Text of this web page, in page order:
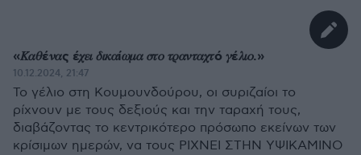
«𝛫𝛼𝜃έ𝜈𝛼ς έ𝜒𝜀𝜄 𝛿𝜄𝜅𝛼ί𝜔𝜇𝛼 𝜎𝜏𝜊 𝜏𝜌𝛼𝜈𝜏𝛼𝜒𝜏ό 𝛾έ𝜆𝜄𝜊.»
10.12.2024, 21:47
Το γέλιο στη Κουμουνδούρου, οι συριζαίοι το
ρίχνουν με τους δεξιούς και την ταραχή τους,
διαβάζοντας το κεντρικότερο πρόσωπο εκείνων των
κρίσιμων ημερών, να τους ΡΙΧΝΕΙ ΣΤΗΝ ΥΨΙΚΑΜΙΝΟ